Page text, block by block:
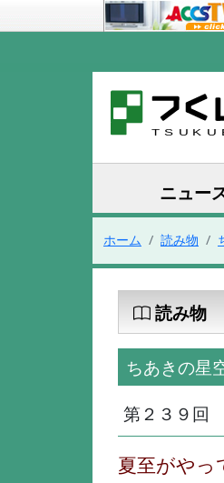
ニュー
ホーム 読み物
読み物
ちあきの星
第２３９回
夏至がやっ